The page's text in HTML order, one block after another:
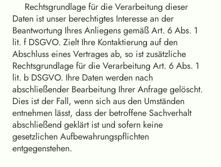
Rechtsgrundlage für die Verarbeitung dieser
Daten ist unser berechtigtes Interesse an der
Beantwortung Ihres Anliegens gemäß Art. 6 Abs. 1
lit. f DSGVO. Zielt Ihre Kontaktierung auf den
Abschluss eines Vertrages ab, so ist zusätzliche
Rechtsgrundlage für die Verarbeitung Art. 6 Abs. 1
lit. b DSGVO. Ihre Daten werden nach
abschließender Bearbeitung Ihrer Anfrage gelöscht.
Dies ist der Fall, wenn sich aus den Umständen
entnehmen lässt, dass der betroffene Sachverhalt
abschließend geklärt ist und sofern keine
gesetzlichen Aufbewahrungspflichten
entgegenstehen.